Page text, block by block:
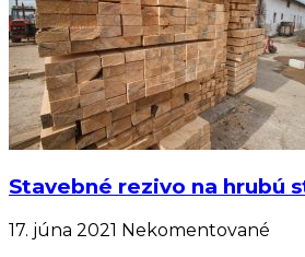
Stavebné rezivo na hrubú
17. júna 2021 Nekomentované